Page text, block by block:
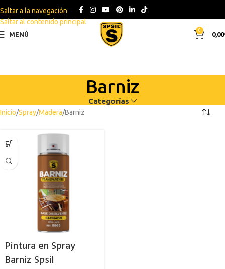
Saltar a la navegación
Saltar al contenido principal
MENÚ
0
0,00
Barniz
Categorías
Inicio Spray Madera Barniz
Pintura en Spray
Barniz Spsil